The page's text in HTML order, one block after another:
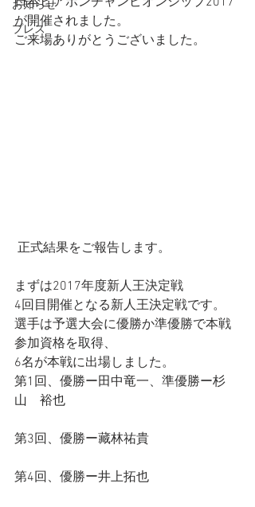
お知らせ
プレス
が開催されました。
ご来場ありがとうございました。
正式結果をご報告します。
まずは2017年度新人王決定戦
4回目開催となる新人王決定戦です。
選手は予選大会に優勝か準優勝で本戦
参加資格を取得、
6名が本戦に出場しました。
第1回、優勝ー田中竜一、準優勝ー杉
山　裕也
第3回、優勝ー藏林祐貴
第4回、優勝ー井上拓也